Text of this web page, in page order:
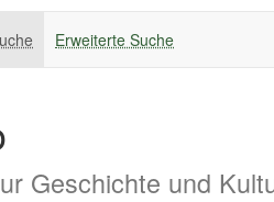
Erweiterte Suche
Geschichte und